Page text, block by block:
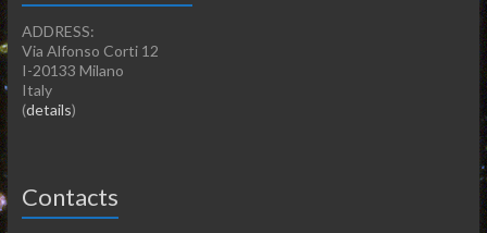
ADDRESS:
Via Alfonso Corti 12
I-20133 Milano
Italy
(details)
Contacts